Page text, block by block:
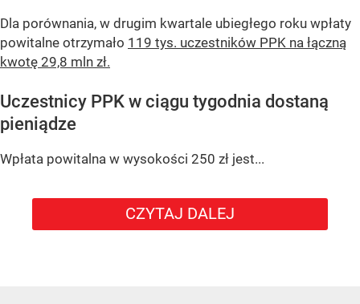
Dla porównania, w drugim kwartale ubiegłego roku wpłaty
powitalne otrzymało 119 tys. uczestników PPK na łączną
kwotę 29,8 mln zł.
Uczestnicy PPK w ciągu tygodnia dostaną
pieniądze
Wpłata powitalna w wysokości 250 zł jest...
CZYTAJ DALEJ